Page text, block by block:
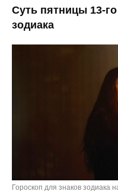
Суть пятницы 13-
зодиака
Гороскоп для знаков зодиака